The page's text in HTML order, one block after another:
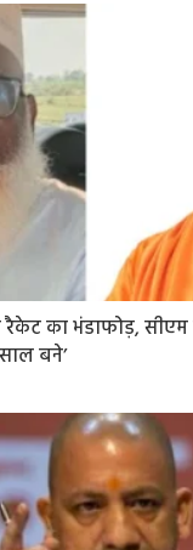
रैकेट का भंडाफोड़,
बने’